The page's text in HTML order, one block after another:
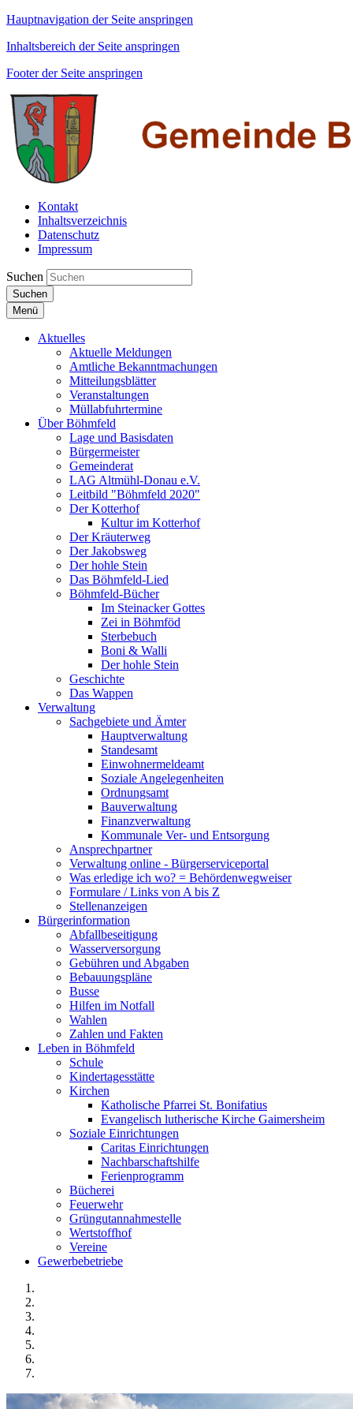
Hauptnavigation der Seite anspringen
Inhaltsbereich der Seite anspringen
Footer der Seite anspringen
Kontakt
Inhaltsverzeichnis
Datenschutz
Impressum
Suchen
Suchen
Menü
Aktuelles
Aktuelle Meldungen
Amtliche Bekanntmachungen
Mitteilungsblätter
Veranstaltungen
Müllabfuhrtermine
Über Böhmfeld
Lage und Basisdaten
Bürgermeister
Gemeinderat
LAG Altmühl-Donau e.V.
Leitbild "Böhmfeld 2020"
Der Kotterhof
Kultur im Kotterhof
Der Kräuterweg
Der Jakobsweg
Der hohle Stein
Das Böhmfeld-Lied
Böhmfeld-Bücher
Im Steinacker Gottes
Zei in Böhmföd
Sterbebuch
Boni & Walli
Der hohle Stein
Geschichte
Das Wappen
Verwaltung
Sachgebiete und Ämter
Hauptverwaltung
Standesamt
Einwohnermeldeamt
Soziale Angelegenheiten
Ordnungsamt
Bauverwaltung
Finanzverwaltung
Kommunale Ver- und Entsorgung
Ansprechpartner
Verwaltung online - Bürgerserviceportal
Was erledige ich wo? = Behördenwegweiser
Formulare / Links von A bis Z
Stellenanzeigen
Bürgerinformation
Abfallbeseitigung
Wasserversorgung
Gebühren und Abgaben
Bebauungspläne
Busse
Hilfen im Notfall
Wahlen
Zahlen und Fakten
Leben in Böhmfeld
Schule
Kindertagesstätte
Kirchen
Katholische Pfarrei St. Bonifatius
Evangelisch lutherische Kirche Gaimersheim
Soziale Einrichtungen
Caritas Einrichtungen
Nachbarschaftshilfe
Ferienprogramm
Bücherei
Feuerwehr
Grüngutannahmestelle
Wertstoffhof
Vereine
Gewerbebetriebe